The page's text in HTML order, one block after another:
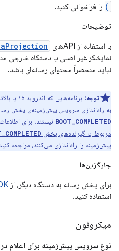
) را فراخوانی کنید.
توضیحات
با استفاده از APIهای
نمایشگر غیر اصلی یا دستگاه خارجی
نباید منحصراً محتوای رسانه‌ای باشد.
توجه:
به راه‌اندازی سرویس پیش‌زمینه‌ی پخش
BOOT_COMPLETED نیستند. برای
مربوط به گیرنده‌های پخش
پیش‌زمینه را راه‌اندازی می‌کنند، مراجعه
جایگزین‌ها
برای پخش رسانه به دستگاه دیگر، از
استفاده کنید.
میکروفون
نوع سرویس پیش‌زمینه برای اعلام در